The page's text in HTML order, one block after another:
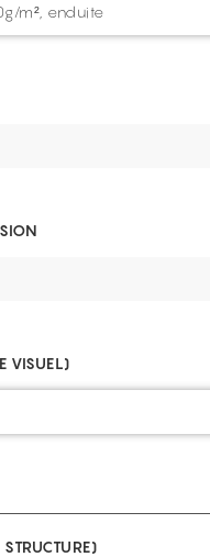
m², enduite
VISUEL)